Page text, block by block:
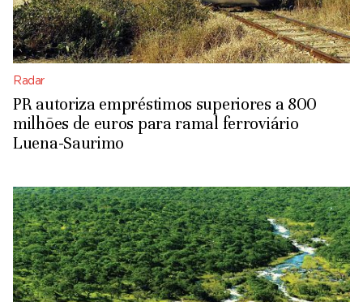
Radar
PR autoriza empréstimos superiores a 800
milhões de euros para ramal ferroviário
Luena-Saurimo